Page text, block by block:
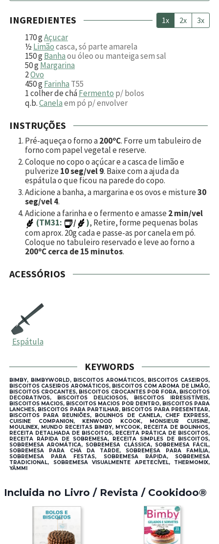
INGREDIENTES 1x 2x 3x
170gAçucar
½ Limãocasca, só parte amarela
150gBanhaou óleo ou manteiga sem sal
50gMargarina
2Ovo
450gFarinha T55
1colher de cháFermento p/ bolos
q.b.Canelaem pó p/ envolver
INSTRUÇÕES
Pré-aqueça o forno a200ºC. Forre um tabuleiro de
forno com papel vegetal e reserve.
Coloque no copo o açúcar e a casca de limão e
pulverize10 seg/vel 9. Baixe com a ajuda da
espátula o que ficou na parede do copo.
Adicione a banha, a margarina e os ovos e misture30
seg/vel 4.
Adicione a farinha e o fermento e amasse2 min/vel
(TM31:
/ ), Retire, forme pequenas bolas
com aprox. 20g cada e passe-as por canela em pó.
Coloque no tabuleiro reservado e leve ao forno a
200ºC cerca de 15 minutos.
ACESSÓRIOS
Espátula
KEYWORDS
BIMBY, BIMBYWORLD, BISCOITOS AROMÁTICOS, BISCOITOS CASEIROS,
BISCOITOS CASEIROS AROMÁTICOS, BISCOITOS COM AROMA DE LIMÃO,
BISCOITOS CROCANTES, BISCOITOS CROCANTES POR FORA, BISCOITOS
DECORATIVOS, BISCOITOS DELICIOSOS, BISCOITOS IRRESISTÍVEIS,
BISCOITOS MACIOS, BISCOITOS MACIOS POR DENTRO, BISCOITOS PARA
LANCHES, BISCOITOS PARA PARTILHAR, BISCOITOS PARA PRESENTEAR,
BISCOITOS PARA REUNIÕES, BOLINHOS DE CANELA, CHEF EXPRESS,
CUISINE COMPANION, KENWOOD KCOOK, MONSIEUR CUISINE,
MOULINEX, MUNDO RECEITAS BIMBY, MYCOOK, RECEITA DE BOLINHOS,
RECEITA DETALHADA DE BISCOITOS, RECEITA PRÁTICA DE BISCOITOS,
RECEITA RÁPIDA DE SOBREMESA, RECEITA SIMPLES DE BISCOITOS,
SOBREMESA AROMÁTICA, SOBREMESA CLÁSSICA, SOBREMESA FÁCIL,
SOBREMESA PARA CHÁ DA TARDE, SOBREMESA PARA FAMÍLIA,
SOBREMESA PARA FESTAS, SOBREMESA RÁPIDA, SOBREMESA
TRADICIONAL, SOBREMESA VISUALMENTE APETECÍVEL, THERMOMIX,
YÄMMI
Incluida no Livro / Revista / Cookidoo®